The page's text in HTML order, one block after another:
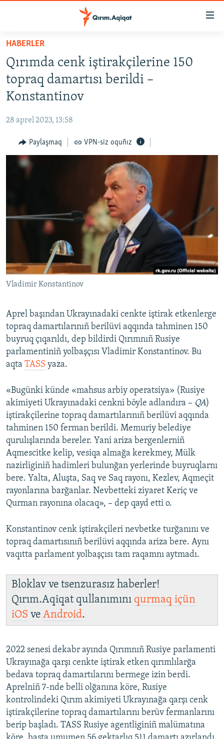
Esas
qaytmaq
Baş
navigatsiyağa
qaytmaq
Qıdıruvğa
qaytmaq
HABERLER
SİYASET
İQTİSADİYAT
MEDENİYET
İNSAN AQLARI
VİDEO
SÜRET
FİKİR
Українською
QOŞULIÑIZ!
RFE/RS bütün saytları
HABERLER
Qırımda cenk iştirakçilerine 150
topraq damartısı berildi –
Konstantinov
28 aprel 2023, 13:58
Paylaşmaq VPN-siz oquñız
Vladimir Konstantinov
Aprel başından Ukrayınadaki cenkte iştirak etkenlerge
topraq damartılarınıñ berilüvi aqqında tahminen 150
buyruq çıqarıldı, dep bildirdi Qırımnıñ Rusiye
parlamentiniñ yolbaşçısı Vladimir Konstantinov. Bu
aqta TASS yaza.
«Bugünki künde «mahsus arbiy operatsiya» (Rusiye
akimiyeti Ukrayınadaki cenkni böyle adlandıra – QA)
iştirakçilerine topraq damartılarınıñ berilüvi aqqında
tahminen 150 ferman berildi. Memuriy belediye
qurulışlarında bereler. Yani ariza bergenlerniñ
Aqmescitke kelip, vesiqa almağa kerekmey, Mülk
nazirliginiñ hadimleri bulunğan yerlerinde buyruqlarnı
bere. Yalta, Aluşta, Saq ve Saq rayonı, Kezlev, Aqmeçit
rayonlarına barğanlar. Nevbetteki ziyaret Keriç ve
Qurman rayonına olacaq», – dep qayd etti o.
Konstantinov cenk iştirakçileri nevbetke turğanını ve
topraq damartısınıñ berilüvi aqqında ariza bere. Aynı
vaqıtta parlament yolbaşçısı tam raqamnı aytmadı.
Bloklav ve tsenzurasız haberler!
Qırım.Aqiqat qullanımını qurmaq içün
iOS ve Android.
2022 senesi dekabr ayında Qırımnıñ Rusiye parlamenti
Ukrayınağa qarşı cenkte iştirak etken qırımlılarğa
bedava topraq damartılarını bermege izin berdi.
Aprelniñ 7-nde belli olğanına köre, Rusiye
kontrolindeki Qırım akimiyeti Ukrayınağa qarşı cenk
iştirakçilerine topraq damartılarını berüv fermanlarını
berip başladı. TASS Rusiye agentliginiñ malümatına